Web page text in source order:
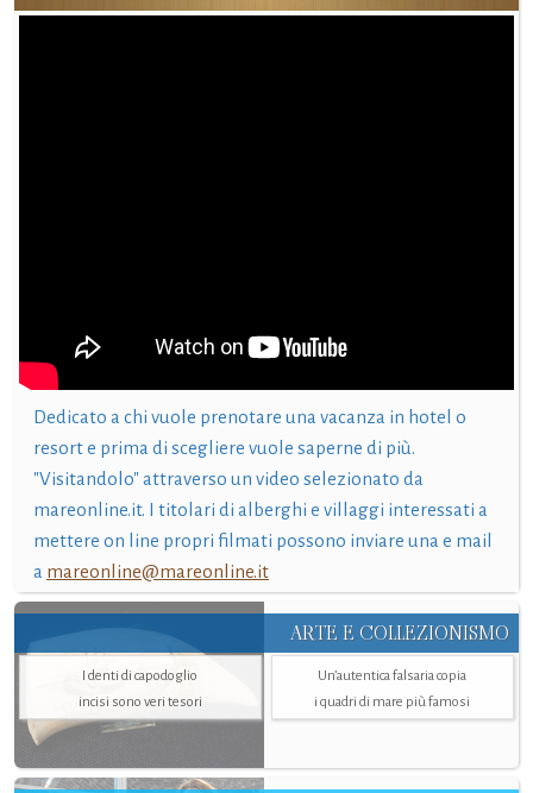
Dedicato a chi vuole prenotare una vacanza in hotel o
resort e prima di scegliere vuole saperne di più.
"Visitandolo" attraverso un video selezionato da
mareonline.it. I titolari di alberghi e villaggi interessati a
mettere on line propri filmati possono inviare una e mail
a mareonline@mareonline.it
ARTE E COLLEZIONISMO
I denti di capodoglio
incisi sono veri tesori
Un’autentica falsaria copia
i quadri di mare più famosi